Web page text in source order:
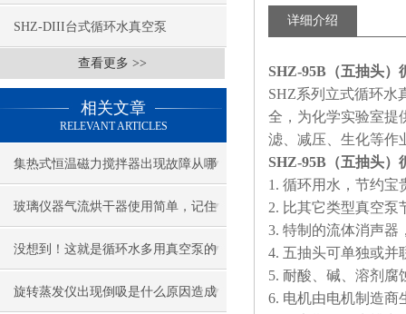
SHZ-DIII台式循环水真空泵
查看更多 >>
相关文章
RELEVANT ARTICLES
集热式恒温磁力搅拌器出现故障从哪
几步分析？
玻璃仪器气流烘干器使用简单，记住
这几点即可
没想到！这就是循环水多用真空泵的
操作注意事项！
旋转蒸发仪出现倒吸是什么原因造成
详细介绍
SHZ-95B（五抽头）
SHZ系列立式循环水
全，为化学实验室提
滤、减压、生化等作
SHZ-95B（五抽头）
1. 循环用水，节约宝
2. 比其它类型真空泵
3. 特制的流体消声器
4. 五抽头可单独或并
5. 耐酸、碱、溶剂腐
6. 电机由电机制造商